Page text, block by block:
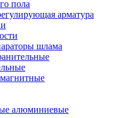
пола
арматура
шлама
алюминиевые